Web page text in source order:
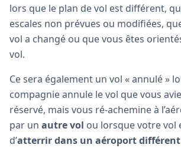
lors que le plan de vol est différent,
escales non prévues ou modifiées,
vol a changé ou que vous êtes
vol.
Ce sera également un vol « annulé »
compagnie annule le vol que vous
réservé, mais vous ré-achemine à
par un autre vol ou lorsque votre vol
d’atterrir dans un aéroport différent